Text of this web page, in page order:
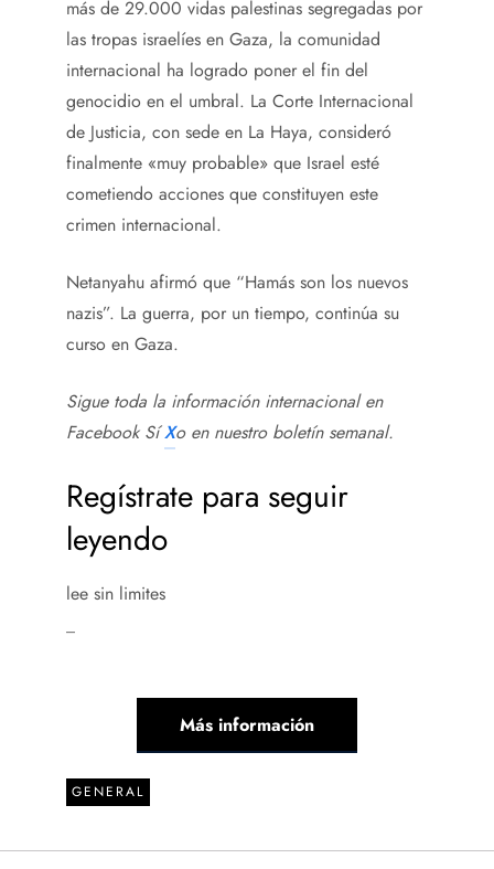
más de 29.000 vidas palestinas segregadas por
las tropas israelíes en Gaza, la comunidad
internacional ha logrado poner el fin del
genocidio en el umbral. La Corte Internacional
de Justicia, con sede en La Haya, consideró
finalmente «muy probable» que Israel esté
cometiendo acciones que constituyen este
crimen internacional.
Netanyahu afirmó que “Hamás son los nuevos
nazis”. La guerra, por un tiempo, continúa su
curso en Gaza.
Sigue toda la información internacional en
FacebookSíXo en nuestro boletín semanal.
Regístrate para seguir
leyendo
lee sin limites
Más información
GENERAL